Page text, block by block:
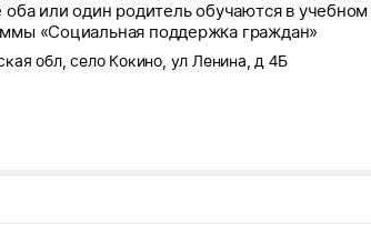
оба или один родитель обучаются в
«Социальная поддержка граждан»
обл, село Кокино, ул Ленина, д 4Б